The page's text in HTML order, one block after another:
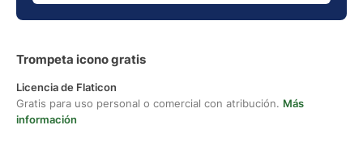
Trompeta icono gratis
Licencia de Flaticon
Gratis para uso personal o comercial con atribución. Más
información